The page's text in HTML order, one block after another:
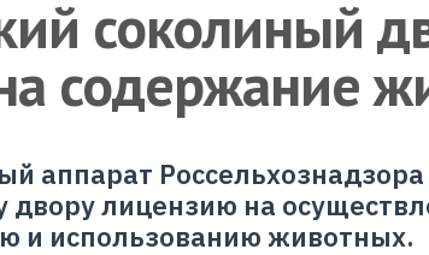
соколиный
содержание
аппарат
двору лицензию на
и использованию животных.